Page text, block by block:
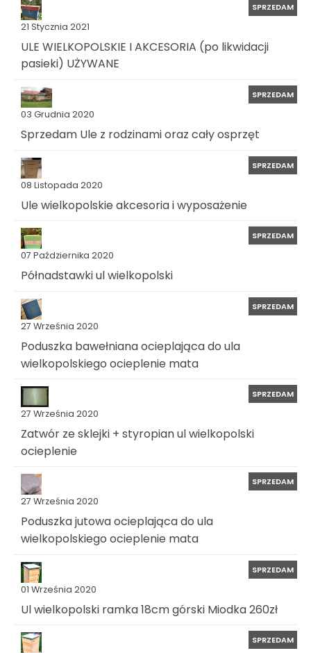
21 Stycznia 2021
SPRZEDAM
ULE WIELKOPOLSKIE I AKCESORIA (po likwidacji
pasieki) UŻYWANE
03 Grudnia 2020
SPRZEDAM
Sprzedam Ule z rodzinami oraz cały osprzęt
08 Listopada 2020
SPRZEDAM
Ule wielkopolskie akcesoria i wyposażenie
07 Października 2020
SPRZEDAM
Półnadstawki ul wielkopolski
27 Września 2020
SPRZEDAM
Poduszka bawełniana ocieplająca do ula
wielkopolskiego ocieplenie mata
27 Września 2020
SPRZEDAM
Zatwór ze sklejki + styropian ul wielkopolski
ocieplenie
27 Września 2020
SPRZEDAM
Poduszka jutowa ocieplająca do ula
wielkopolskiego ocieplenie mata
01 Września 2020
SPRZEDAM
Ul wielkopolski ramka 18cm górski Miodka 260zł
SPRZEDAM